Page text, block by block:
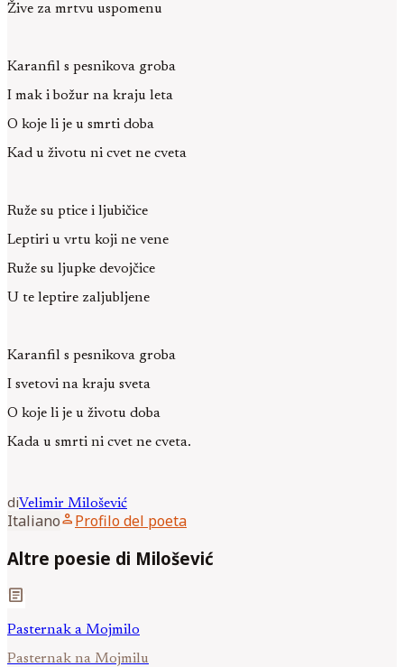
Žive za mrtvu uspomenu
Karanfil s pesnikova groba
I mak i božur na kraju leta
O koje li je u smrti doba
Kad u životu ni cvet ne cveta
Ruže su ptice i ljubičice
Leptiri u vrtu koji ne vene
Ruže su ljupke devojčice
U te leptire zaljubljene
Karanfil s pesnikova groba
I svetovi na kraju sveta
O koje li je u životu doba
Kada u smrti ni cvet ne cveta.
diVelimir Milošević
Italianoperson Profilo del poeta
Altre poesie di Milošević
article
Pasternak a Mojmilo
Pasternak na Mojmilu